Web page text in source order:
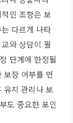
인 조항은 보
다르게 나타
와 상담이 필
단계에 한정될
장 여부를 먼
유지 관리나 보
도 중요한 포인